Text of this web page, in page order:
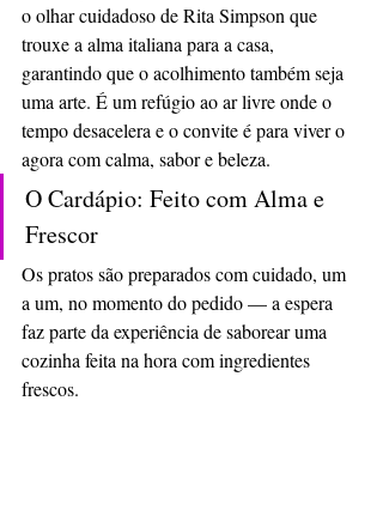
o olhar cuidadoso de Rita Simpson que
trouxe a alma italiana para a casa,
garantindo que o acolhimento também seja
uma arte. É um refúgio ao ar livre onde o
tempo desacelera e o convite é para viver o
agora com calma, sabor e beleza.
O Cardápio: Feito com Alma e
Frescor
Os pratos são preparados com cuidado, um
a um, no momento do pedido — a espera
faz parte da experiência de saborear uma
cozinha feita na hora com ingredientes
frescos.